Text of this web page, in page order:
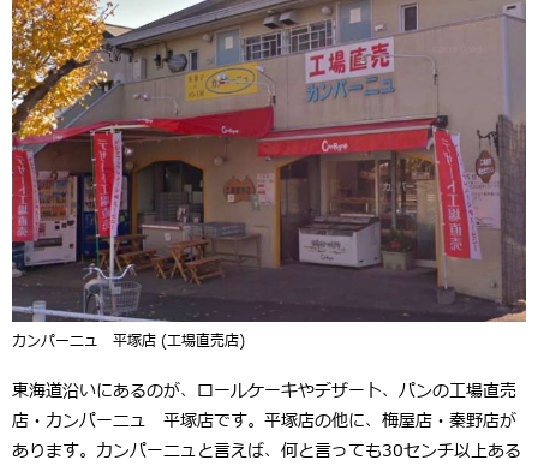
カンパーニュ 平塚店 (工場直売店)
東海道沿いにあるのが、ロールケーキやデザート、パンの工場直売
店・カンパーニュ 平塚店です。平塚店の他に、梅屋店・秦野店が
あります。カンパーニュと言えば、何と言っても30センチ以上ある